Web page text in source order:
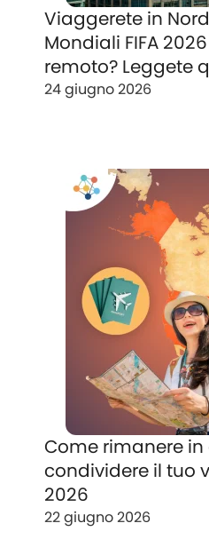
Viaggerete in
Mondiali FIFA
remoto? Leggete
24 giugno 2026
Come rimanere
condividere il tuo
2026
22 giugno 2026